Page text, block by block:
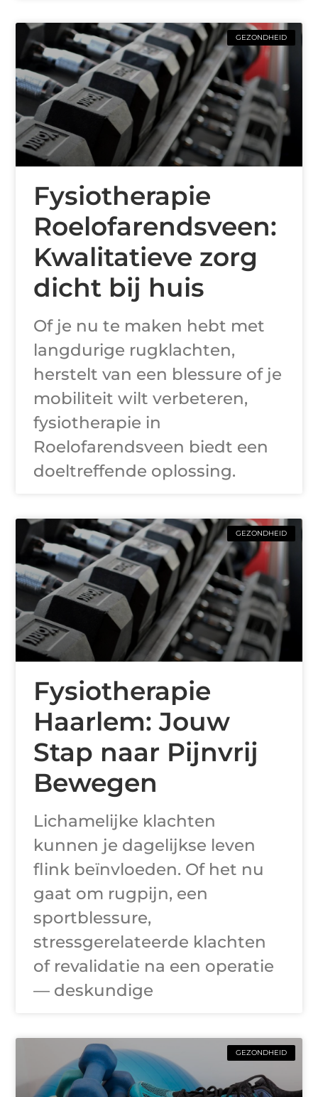
GEZONDHEID
Fysiotherapie
Roelofarendsveen:
Kwalitatieve zorg
dicht bij huis
Of je nu te maken hebt met
langdurige rugklachten,
herstelt van een blessure of je
mobiliteit wilt verbeteren,
fysiotherapie in
Roelofarendsveen biedt een
doeltreffende oplossing.
GEZONDHEID
Fysiotherapie
Haarlem: Jouw
Stap naar Pijnvrij
Bewegen
Lichamelijke klachten
kunnen je dagelijkse leven
flink beïnvloeden. Of het nu
gaat om rugpijn, een
sportblessure,
stressgerelateerde klachten
of revalidatie na een operatie
— deskundige
GEZONDHEID